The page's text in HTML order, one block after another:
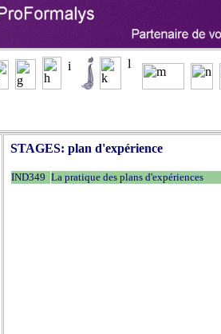
STAGES: plan d'expérience
IND349 La pratique des plans d'expériences